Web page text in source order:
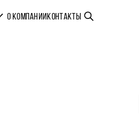
О КОМПАНИИКОНТАКТЫ